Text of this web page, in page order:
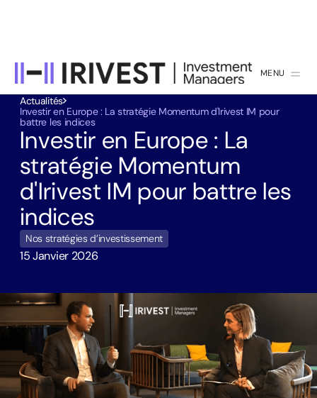
MENU
Actualités
Investir en Europe : La stratégie Momentum d'Irivest IM pour
battre les indices
Investir en Europe : La
stratégie Momentum
d'Irivest IM pour battre les
indices
Nos stratégies d’investissement
15 Janvier 2026